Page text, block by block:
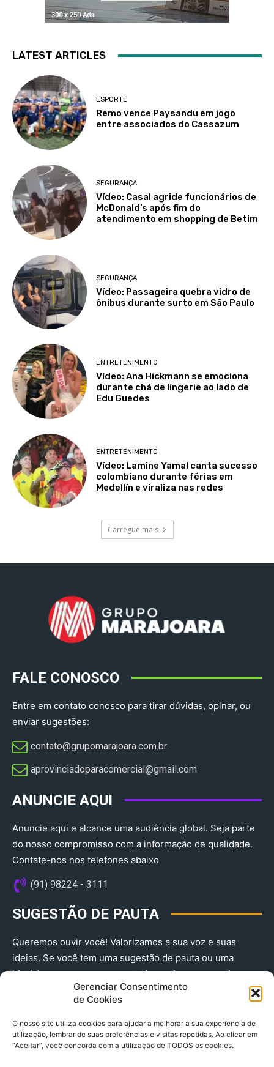
Gerenciar Consentimento
de Cookies
O nosso site utiliza cookies para ajudar a melhorar a sua experiência de
utilização, lembrar de suas preferências e visitas repetidas. Ao clicar em
“Aceitar”, você concorda com a utilização de TODOS os cookies.
LATEST ARTICLES
ESPORTE
Remo vence Paysandu em jogo
entre associados do Cassazum
SEGURANÇA
Vídeo: Casal agride funcionários de
McDonald’s após fim do
atendimento em shopping de Betim
SEGURANÇA
Vídeo: Passageira quebra vidro de
ônibus durante surto em São Paulo
ENTRETENIMENTO
Vídeo: Ana Hickmann se emociona
durante chá de lingerie ao lado de
Edu Guedes
ENTRETENIMENTO
Vídeo: Lamine Yamal canta sucesso
colombiano durante férias em
Medellín e viraliza nas redes
Carregue mais
FALE CONOSCO
Entre em contato conosco para tirar dúvidas, opinar, ou
enviar sugestões:
contato@grupomarajoara.com.br
aprovinciadoparacomercial@gmail.com​
ANUNCIE AQUI
Anuncie aqui e alcance uma audiência global. Seja parte
do nosso compromisso com a informação de qualidade.
Contate-nos nos telefones abaixo
(91) 98224 - 3111
SUGESTÃO DE PAUTA
Queremos ouvir você! Valorizamos a sua voz e suas
ideias. Se você tem uma sugestão de pauta ou uma
história que merece ser contada, envie-nos agora!
(91) 98224 - 3111